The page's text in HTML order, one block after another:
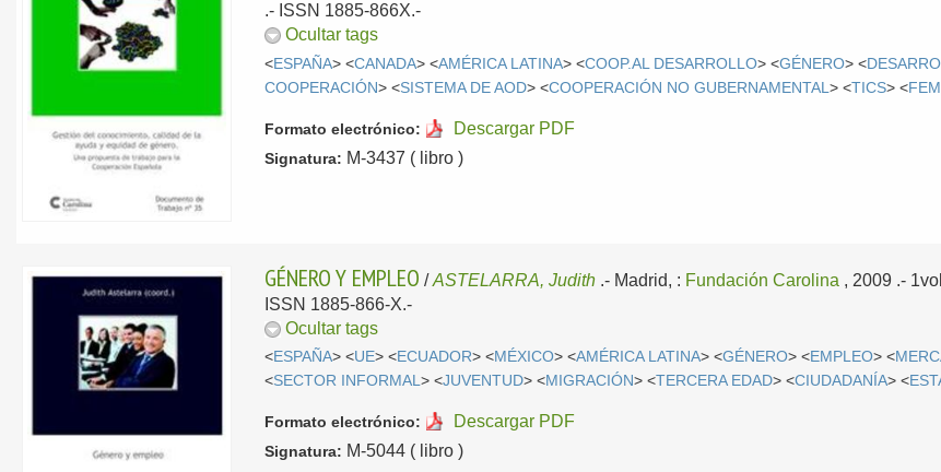
.- ISSN 1885-866X.-
Ocultar tags
<ESPAÑA> <CANADA> <AMÉRICA LATINA> <COOP.AL DESARROLLO> <GÉNERO> <
COOPERACIÓN> <SISTEMA DE AOD> <COOPERACIÓN NO GUBERNAMENTAL> <TICS> <
Formato electrónico: Descargar PDF
Signatura: M-3437 ( libro )
GÉNERO Y EMPLEO /ASTELARRA, Judith .- Madrid, : Fundación Carolina , 2009 .-
ISSN 1885-866-X.-
Ocultar tags
<ESPAÑA> <UE> <ECUADOR> <MÉXICO> <AMÉRICA LATINA> <GÉNERO> <EMPLEO> <
<SECTOR INFORMAL> <JUVENTUD> <MIGRACIÓN> <TERCERA EDAD> <CIUDADANÍA> <
Formato electrónico: Descargar PDF
Signatura: M-5044 ( libro )